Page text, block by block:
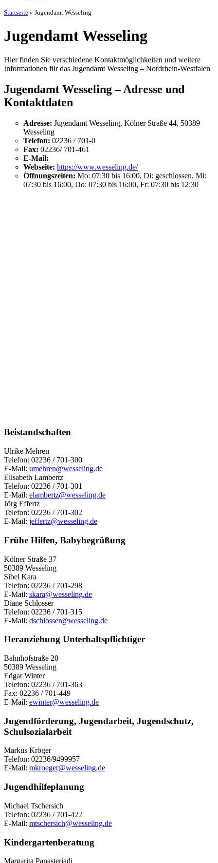
Startseite » Jugendamt Wesseling
Jugendamt Wesseling
Hier finden Sie verschiedene Kontaktmöglichkeiten und weitere
Informationen für das Jugendamt Wesseling – Nordrhein-Westfalen
Jugendamt Wesseling – Adresse und
Kontaktdaten
Adresse: Jugendamt Wesseling, Kölner Straße 44, 50389
Wesseling
Telefon: 02236 / 701-0
Fax: 02236/ 701-461
E-Mail:
Webseite: https://www.wesseling.de/
Öffnungszeiten: Mo: 07:30 bis 16:00, Di: geschlossen, Mi:
07:30 bis 16:00, Do: 07:30 bis 16:00, Fr: 07:30 bis 12:30
Beistandschaften
Ulrike Mehren
Telefon: 02236 / 701-300
E-Mail: umehren@wesseling.de
Elisabeth Lambertz
Telefon: 02236 / 701-301
E-Mail: elambertz@wesseling.de
Jörg Effertz
Telefon: 02236 / 701-302
E-Mail: jeffertz@wesseling.de
Frühe Hilfen, Babybegrüßung
Kölner Straße 37
50389 Wesseling
Sibel Kara
Telefon: 02236 / 701-298
E-Mail: skara@wesseling.de
Diane Schlosser
Telefon: 02236 / 701-315
E-Mail: dschlosser@wesseling.de
Heranziehung Unterhaltspflichtiger
Bahnhofstraße 20
50389 Wesseling
Edgar Winter
Telefon: 02236 / 701-363
Fax: 02236 / 701-449
E-Mail: ewinter@wesseling.de
Jugendförderung, Jugendarbeit, Jugendschutz,
Schulsozialarbeit
Markus Kröger
Telefon: 02236/9499957
E-Mail: mkroeger@wesseling.de
Jugendhilfeplanung
Michael Tschersich
Telefon: 02236 / 701-422
E-Mail: mtschersich@wesseling.de
Kindergartenberatung
Margarita Papasteriadi